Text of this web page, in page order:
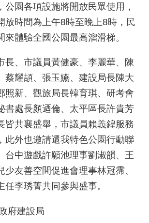
公園各項設施將開放民眾使用，
放時間為上午8時至晚上8時，民
來體驗全國公園最高溜滑梯。
長、市議員黃健豪、李麗華、陳
蔡耀頡、張玉嬿、建設局長陳大
照新、觀旅局長韓育琪、研考會
書處長顏迺倫、太平區長許貴芳
皆共襄盛舉，市議員賴義鍠服務
此外也邀請還我特色公園行動聯
台中遊戲許願池理事劉淑韻、王
少友善空間促進會理事林冠霈、
任李琇菁共同參與盛事。
府建設局